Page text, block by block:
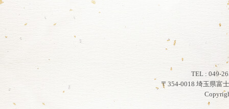
TEL : 049-
〒354-0018 埼玉県富